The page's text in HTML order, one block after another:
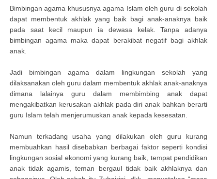
Bimbingan agama khususnya agama Islam oleh guru di sekolah
dapat membentuk akhlak yang baik bagi anak-anaknya baik
pada saat kecil maupun ia dewasa kelak. Tanpa adanya
bimbingan agama maka dapat berakibat negatif bagi akhlak
anak.
Jadi bimbingan agama dalam lingkungan sekolah yang
dilaksanakan oleh guru dalam membentuk akhlak anak-anaknya
dimana lalainya guru dalam membimbing anak dapat
mengakibatkan kerusakan akhlak pada diri anak bahkan berarti
guru Islam telah menjerumuskan anak kepada kesesatan.
Namun terkadang usaha yang dilakukan oleh guru kurang
membuahkan hasil disebabkan berbagai faktor seperti kondisi
lingkungan sosial ekonomi yang kurang baik, tempat pendidikan
anak tidak agamis, teman bergaul tidak baik akhlaknya dan